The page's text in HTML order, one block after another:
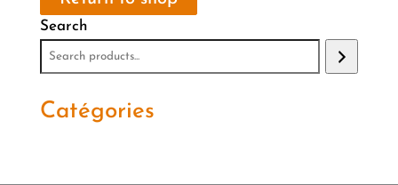
Search
Catégories